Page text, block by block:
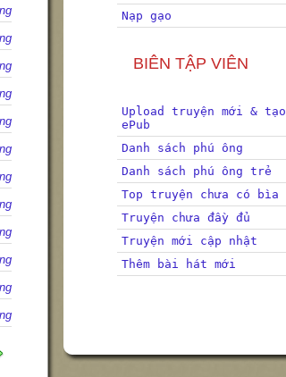
Nạp gạo
BIÊN TẬP VIÊN
Upload truyện mới & tạo
ePub
Danh sách phú ông
Danh sách phú ông trẻ
Top truyện chưa có bìa
Truyện chưa đầy đủ
Truyện mới cập nhật
Thêm bài hát mới